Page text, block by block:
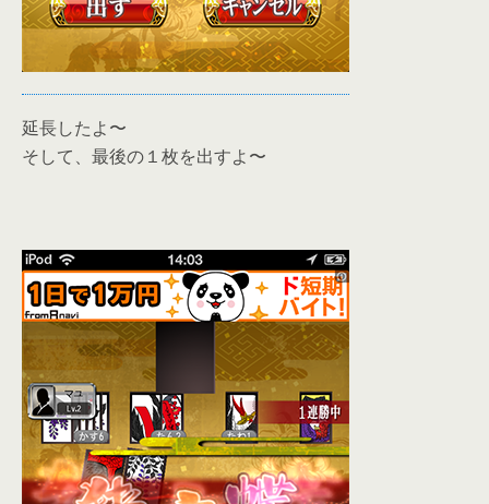
延長したよ〜
そして、最後の１枚を出すよ〜